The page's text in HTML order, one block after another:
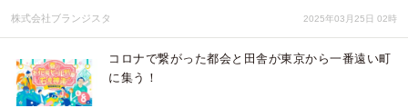
株式会社ブランジスタ 2025年03月25日 02時
コロナで繋がった都会と田舎が東京から一番遠い町
に集う！